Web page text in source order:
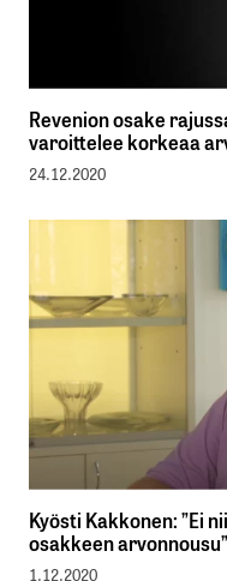
Revenion osake
varoittelee korkeaa
24.12.2020
Kyösti Kakkonen: ”Ei
osakkeen arvonnousu”
1.12.2020